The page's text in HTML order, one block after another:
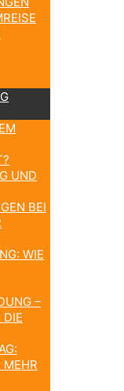
UND
BEI
WIE
–
DIE
MEHR